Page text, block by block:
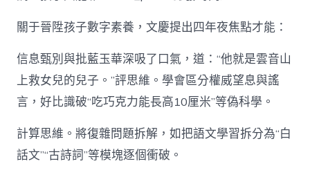
關于晉陞孩子數字素養，文慶提出四年夜焦點才能：
信息甄別與批藍玉華深吸了口氣，道：“他就是雲音山
上救女兒的兒子。”評思維。學會區分權威望息與謠
言，好比識破“吃巧克力能長高10厘米”等偽科學。
計算思維。將復雜問題拆解，如把語文學習拆分為“白
話文”“古詩詞”等模塊逐個衝破。